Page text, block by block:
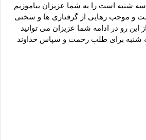
مجرب برای آرامش قلب و رفع اضطراب
یک روز – دعای ثروت حضرت سلیمان
شنبه است را به شما عزیزان بیاموزیم
و موجب رهایی از گرفتاری ها و سختی
رو در ادامه شما عزیزان می توانید
شنبه برای طلب رحمت و سپاس خداوند